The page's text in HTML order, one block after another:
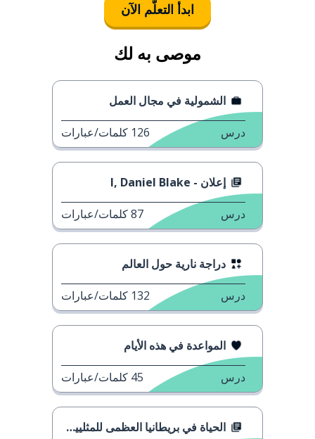
ابدأ التعلُّم الآن
موصى به لك
الشمولية في مجال العمل
درس 126 كلمات/عبارات
إعلان - I, Daniel Blake
درس 87كلمات/عبارات
دراجة نارية حول العالم
درس 132 كلمات/عبارات
المواعدة في هذه الأيام
درس 45 كلمات/عبارات
الحياة في بريطانيا العظمى للمثليين في الستينيات